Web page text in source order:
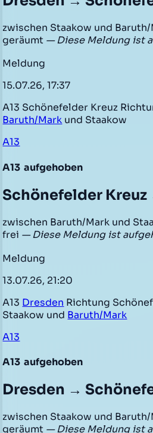
zwischen Staakow und
geräumt — Diese Meldung ist
Meldung
15.07.26, 17:37
A13 Schönefelder Kreuz
Baruth/Mark und Staakow
A13
A13 aufgehoben
Schönefelder
zwischen Baruth/Mark und
frei — Diese Meldung ist
Meldung
13.07.26, 21:20
A13 Dresden Richtung
Staakow und Baruth/Mark
A13
A13 aufgehoben
Dresden →
zwischen Staakow und
geräumt — Diese Meldung ist